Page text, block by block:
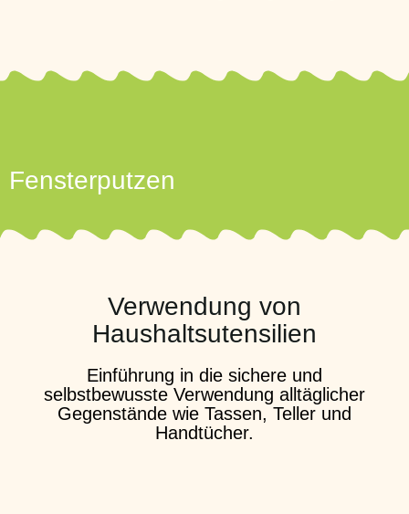
Fensterputzen
Verwendung von
Haushaltsutensilien
Einführung in die sichere und
selbstbewusste Verwendung alltäglicher
Gegenstände wie Tassen, Teller und
Handtücher.